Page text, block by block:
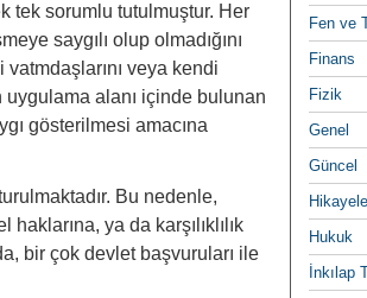
tek sorumlu tutulmuştur. Her
saygılı olup olmadığını
veya kendi
uygulama alanı içinde bulunan
gösterilmesi amacına
Bu nedenle,
ya da karşılıklılık
bir çok devlet başvuruları ile
Fen ve
Finans
Fizik
Genel
Güncel
Hukuk
İnkılap